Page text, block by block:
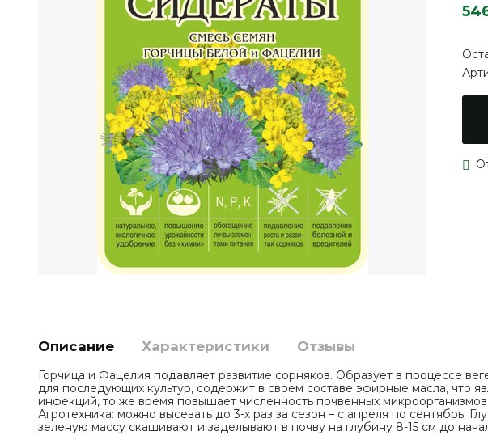
Описание Характеристики Отзывы
Горчица и Фацелия подавляет развитие сорняков. Образует в процессе
для последующих культур, содержит в своем составе эфирные масла, что
инфекций, то же время повышает численность почвенных
Агротехника: можно высевать до 3-х раз за сезон – с апреля по сентябрь.
зеленую массу скашивают и заделывают в почву на глубину 8-15 см до